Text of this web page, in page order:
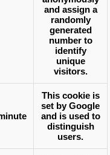
and assign a
randomly
generated
number to
identify
unique
visitors.
This cookie is
set by Google
and is used to
distinguish
users.